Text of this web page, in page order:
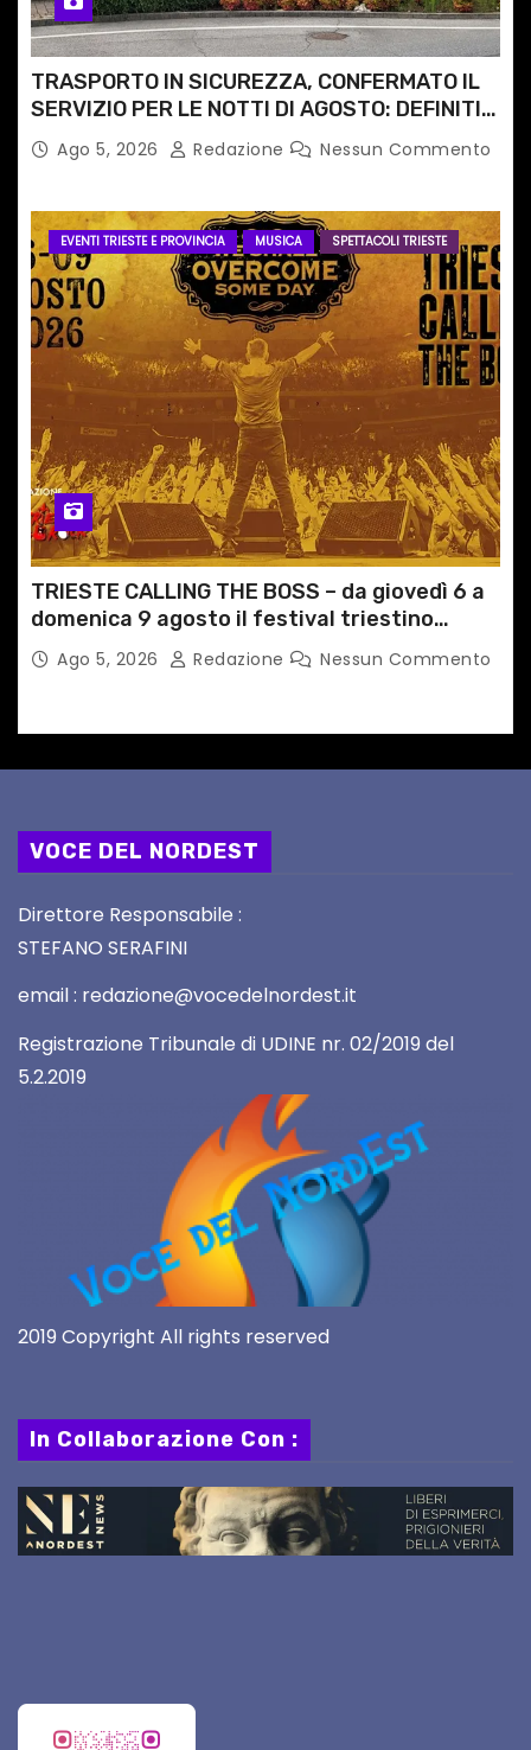
TRASPORTO IN SICUREZZA, CONFERMATO IL
SERVIZIO PER LE NOTTI DI AGOSTO: DEFINITI
PERCORSI, FERMATE E ORARIO
Ago 5, 2026 Redazione Nessun Commento
EVENTI TRIESTE E PROVINCIA MUSICA SPETTACOLI TRIESTE
TRIESTE CALLING THE BOSS – da giovedì 6 a
domenica 9 agosto il festival triestino
dedicato a Springsteen
Ago 5, 2026 Redazione Nessun Commento
VOCE DEL NORDEST
Direttore Responsabile :
STEFANO SERAFINI
email : redazione@vocedelnordest.it
Registrazione Tribunale di UDINE nr. 02/2019 del
5.2.2019
2019 Copyright All rights reserved
In Collaborazione Con :